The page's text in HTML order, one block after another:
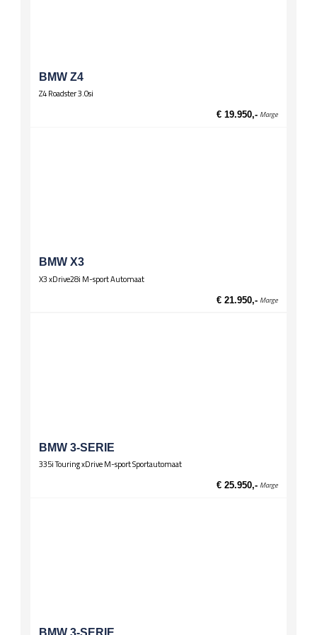
Lichtmetalen velgen 17 inch
Zittingen
BMW Z4
Z4 Roadster 3.0si
€ 19.950,- Marge
BMW X3
X3 xDrive28i M-sport Automaat
€ 21.950,- Marge
BMW 3-SERIE
335i Touring xDrive M-sport Sportautomaat
€ 25.950,- Marge
BMW 3-SERIE